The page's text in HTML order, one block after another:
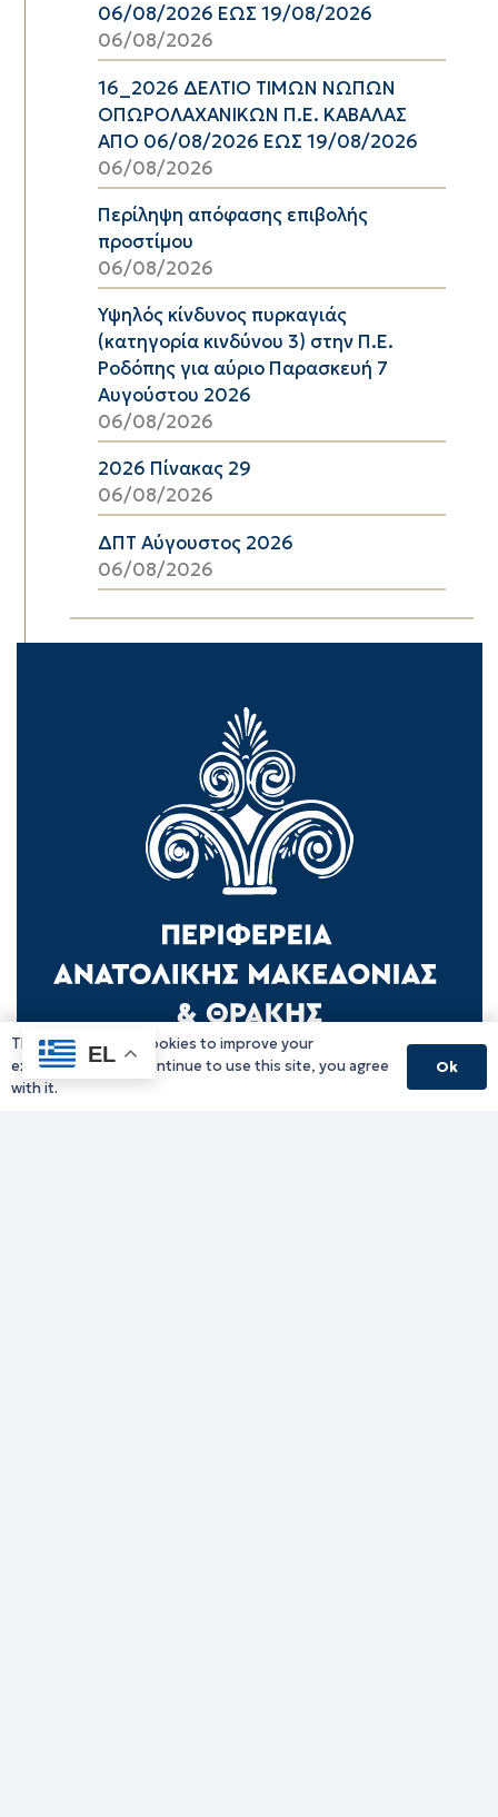
06/08/2026 ΕΩΣ 19/08/2026
06/08/2026
16_2026 ΔΕΛΤΙΟ ΤΙΜΩΝ ΝΩΠΩΝ
ΟΠΩΡΟΛΑΧΑΝΙΚΩΝ Π.Ε. ΚΑΒΑΛΑΣ
ΑΠΟ 06/08/2026 ΕΩΣ 19/08/2026
06/08/2026
Περίληψη απόφασης επιβολής
προστίμου
06/08/2026
Υψηλός κίνδυνος πυρκαγιάς
(κατηγορία κινδύνου 3) στην Π.Ε.
Ροδόπης για αύριο Παρασκευή 7
Αυγούστου 2026
06/08/2026
2026 Πίνακας 29
06/08/2026
ΔΠΤ Αύγουστος 2026
06/08/2026
Γραφείο Περιφερειάρχη
Γ. Κακουλίδη 1, 69132 Κομοτηνή, Ελλάδα
EL
This website uses cookies to improve your
experience. If you continue to use this site, you agree
with it.
Ok